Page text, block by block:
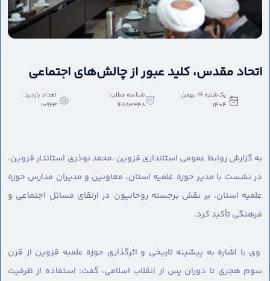
اتحاد مقدس، کلید عبور از چالش‌های اجتماعی
یک‌شنبه 26 بهمن
1404
شناسه مطلب:
4883348
تعداد بازدید :
10963
به گزارش روابط عمومی استانداری قزوین ،محمد نوذری استاندار قزوین،
در نشست با مدیر حوزه علمیه استان، معاونین و مدیران مدارس حوزه
علمیه استان، بر نقش برجسته روحانیون در ارتقای مسائل اجتماعی و
فرهنگی تأکید کرد.
وی با اشاره به پیشینه تاریخی و اثرگذاری حوزه علمیه قزوین از قرن
سوم هجری تا دوران پس از انقلاب اسلامی، گفت: استفاده از ظرفیت